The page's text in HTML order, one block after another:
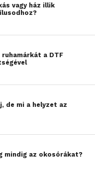
termékek
ismerjék az
és problémáit.
könnyen
gyors megoldás
abban, hogy
és minden
nyújtják. Lehet,
a
vagy ház illik
a DTF
de mi a helyzet az
mindig az okosórákat?